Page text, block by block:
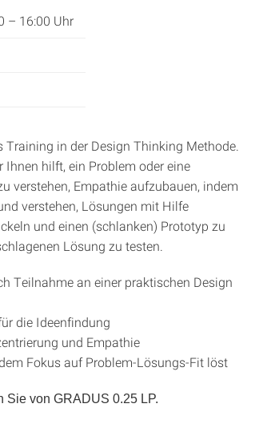
– 16:00 Uhr
in der Design Thinking Methode.
hilft, ein Problem oder eine
verstehen, Empathie aufzubauen, indem
verstehen, Lösungen mit Hilfe
und einen (schlanken) Prototyp zu
Lösung zu testen.
Teilnahme an einer praktischen Design
die Ideenfindung
und Empathie
Fokus auf Problem-Lösungs-Fit löst
Sie von GRADUS 0.25 LP.